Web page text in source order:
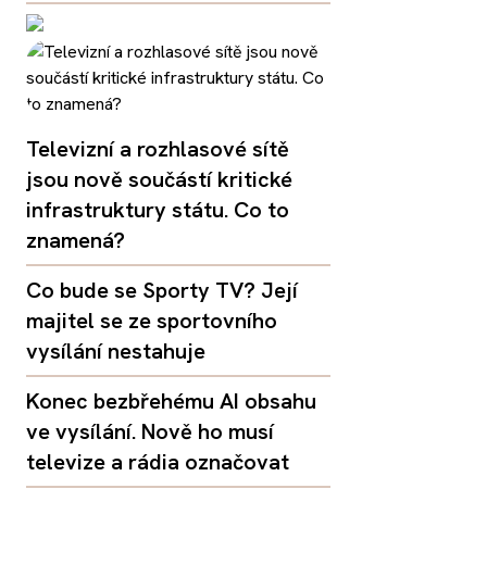
Televizní a rozhlasové sítě
jsou nově součástí kritické
infrastruktury státu. Co to
znamená?
Co bude se Sporty TV? Její
majitel se ze sportovního
vysílání nestahuje
Konec bezbřehému AI obsahu
ve vysílání. Nově ho musí
televize a rádia označovat